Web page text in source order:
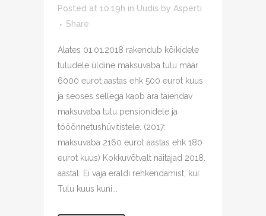
Posted at 10:19h in Uudis by Asperti
Share
Alates 01.01.2018 rakendub kõikidele
tuludele üldine maksuvaba tulu määr
6000 eurot aastas ehk 500 eurot kuus
ja seoses sellega kaob ära täiendav
maksuvaba tulu pensionidele ja
tööõnnetushüvitistele. (2017:
maksuvaba 2160 eurot aastas ehk 180
eurot kuus) Kokkuvõtvalt näitajad 2018.
aastal: Ei vaja eraldi rehkendamist, kui:
Tulu kuus kuni...